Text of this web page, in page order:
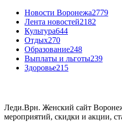
Новости Воронежа2779
Лента новостей2182
Культура644
Отдых270
Образование248
Выплаты и льготы239
Здоровье215
Леди.Врн. Женский сайт
мероприятий, скидки и акции,